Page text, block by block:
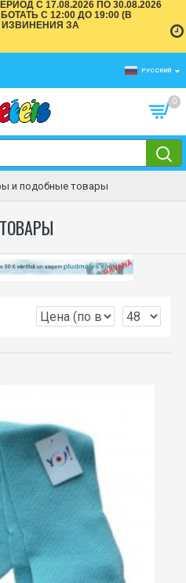
С 17.08.2026 ПО 30.08.2026
С 12:00 ДО 19:00 (В
ЗА
РУССКИЙ
0
и подобные товары